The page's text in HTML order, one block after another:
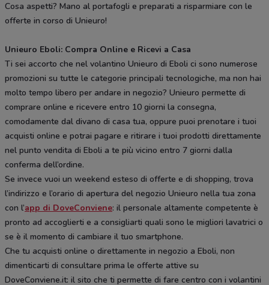
Cosa aspetti? Mano al portafogli e preparati a risparmiare con le
offerte in corso di Unieuro!
Unieuro Eboli: Compra Online e Ricevi a Casa
Ti sei accorto che nel volantino Unieuro di Eboli ci sono numerose
promozioni su tutte le categorie principali tecnologiche, ma non hai
molto tempo libero per andare in negozio? Unieuro permette di
comprare online e ricevere entro 10 giorni la consegna,
comodamente dal divano di casa tua, oppure puoi prenotare i tuoi
acquisti online e potrai pagare e ritirare i tuoi prodotti direttamente
nel punto vendita di Eboli a te più vicino entro 7 giorni dalla
conferma dell’ordine.
Se invece vuoi un weekend esteso di offerte e di shopping, trova
l’indirizzo e l’orario di apertura del negozio Unieuro nella tua zona
con l’app di DoveConviene: il personale altamente competente è
pronto ad accoglierti e a consigliarti quali sono le migliori lavatrici o
se è il momento di cambiare il tuo smartphone.
Che tu acquisti online o direttamente in negozio a Eboli, non
dimenticarti di consultare prima le offerte attive su
DoveConviene.it: il sito che ti permette di fare centro con i volantini